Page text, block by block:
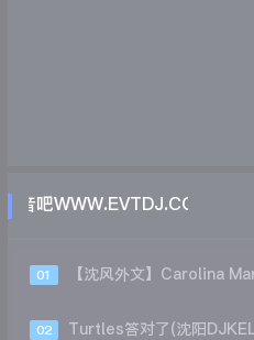
音吧WWW.EVTDJ.COM
01
02